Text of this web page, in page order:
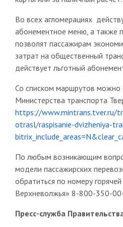
Во всех агломерациях
абонементное меню, а также
позволят пассажирам
затрат на общественный
действует льготный
Со списком маршрутов можно
Министерства транспорта
https://www.mintrans.tver.ru/
otrasl/raspisanie-dvizheniya-
По любым возникающим
модели пассажирских
обратиться по номеру
Верхневолжья» 8-800-350-
Пресс-служба